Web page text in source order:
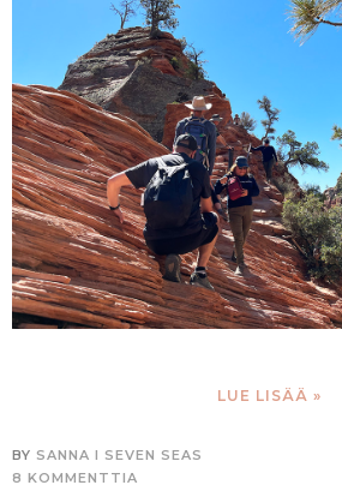
LUE LISÄÄ »
BY SANNA I SEVEN SEAS
8 KOMMENTTIA